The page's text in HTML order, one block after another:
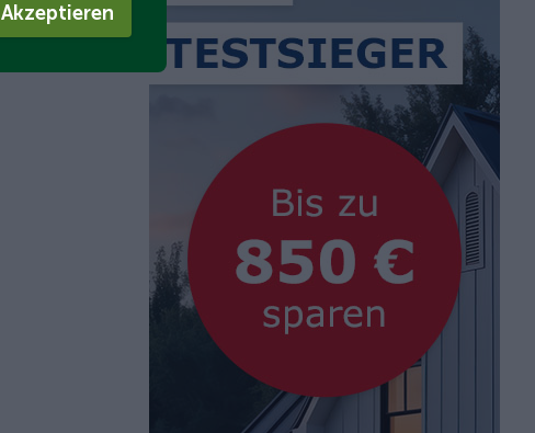
Akzeptieren